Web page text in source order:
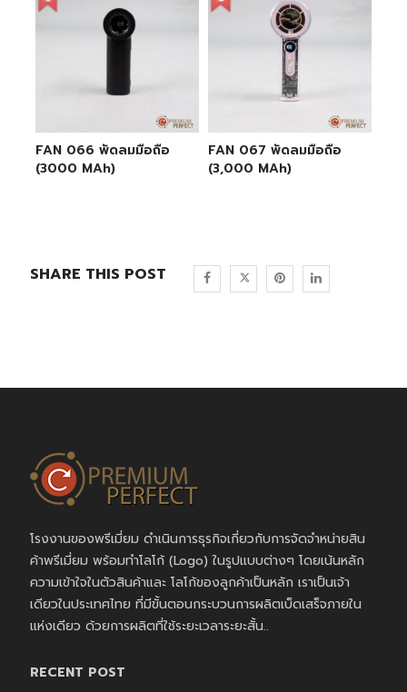
FAN 066 พัดลมมือถือ
(3000 MAh)
FAN 067 พัดลมมือถือ
(3,000 MAh)
SHARE THIS POST
โรงงานของพรีเมี่ยม ดำเนินการธุรกิจเกี่ยวกับการจัดจำหน่ายสิน
ค้าพรีเมี่ยม พร้อมทำโลโก้ (Logo) ในรูปแบบต่างๆ โดยเน้นหลัก
ความเข้าใจในตัวสินค้าและ โลโก้ของลูกค้าเป็นหลัก เราเป็นเจ้า
เดียวในประเทศไทย ที่มีขั้นตอนกระบวนการผลิตเบ็ดเสร็จภายใน
แห่งเดียว ด้วยการผลิตที่ใช้ระยะเวลาระยะสั้น..
RECENT POST